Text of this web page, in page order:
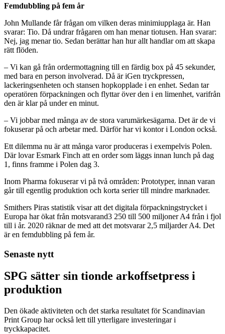
Femdubbling på fem år
John Mullande får frågan om vilken deras minimiupplaga är. Han
svarar: Tio. Då undrar frågaren om han menar tiotusen. Han svarar:
Nej, jag menar tio. Sedan berättar han hur allt handlar om att skapa
rätt flöden.
– Vi kan gå från ordermottagning till en färdig box på 45 sekunder,
med bara en person involverad. Då är iGen tryckpressen,
lackeringsenheten och stansen hopkopplade i en enhet. Sedan tar
operatören förpackningen och flyttar över den i en limenhet, varifrån
den är klar på under en minut.
– Vi jobbar med många av de stora varumärkesägarna. Det är de vi
fokuserar på och arbetar med. Därför har vi kontor i London också.
Ett dilemma nu är att många varor produceras i exempelvis Polen.
Där lovar Esmark Finch att en order som läggs innan lunch på dag
1, finns framme i Polen dag 3.
Inom Pharma fokuserar vi på två områden: Prototyper, innan varan
går till egentlig produktion och korta serier till mindre marknader.
Smithers Piras statistik visar att det digitala förpackningstrycket i
Europa har ökat från motsvarand3 250 till 500 miljoner A4 från i fjol
till i år. 2020 räknar de med att det motsvarar 2,5 miljarder A4. Det
är en femdubbling på fem år.
Senaste nytt
SPG sätter sin tionde arkoffsetpress i
produktion
Den ökade aktiviteten och det starka resultatet för Scandinavian
Print Group har också lett till ytterligare investeringar i
tryckkapacitet.